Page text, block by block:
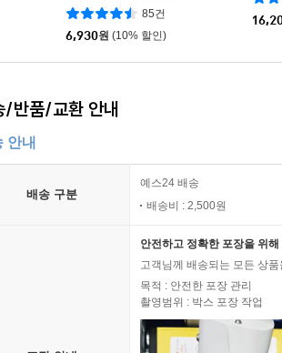
85건
6,930원 (10% 할인)
/반품/교환 안내
안내
배송 구분
예스24 배송
배송비 : 2,500원
안전하고 정확한 포장을 위
고객님께 배송되는 모든 상
목적 : 안전한 포장 관리
촬영범위 : 박스 포장 작업